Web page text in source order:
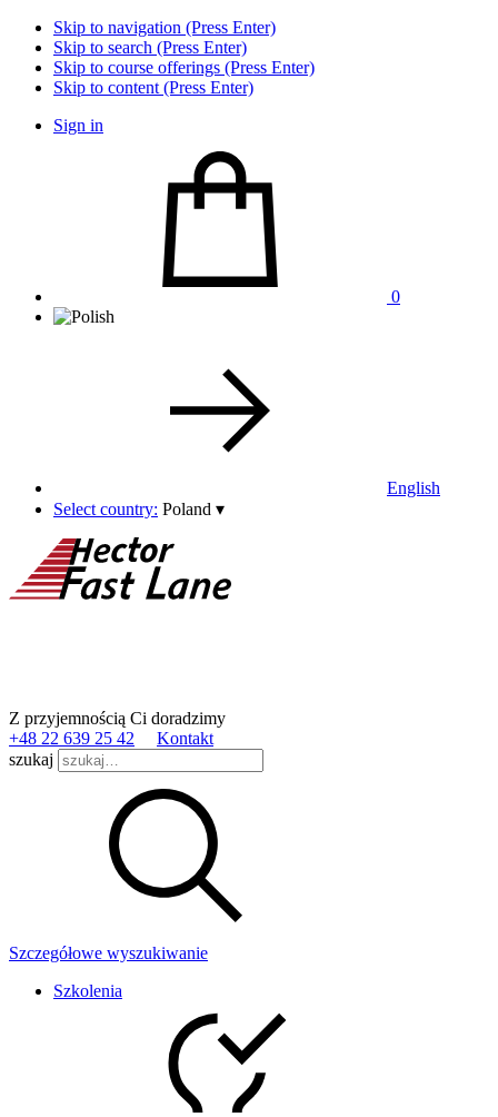
Skip to navigation (Press Enter)
Skip to search (Press Enter)
Skip to course offerings (Press Enter)
Skip to content (Press Enter)
Sign in
0
English
Select country: Poland ▾
Z przyjemnością Ci doradzimy
+48 22 639 25 42
Kontakt
szukaj
Szczegółowe wyszukiwanie
Szkolenia